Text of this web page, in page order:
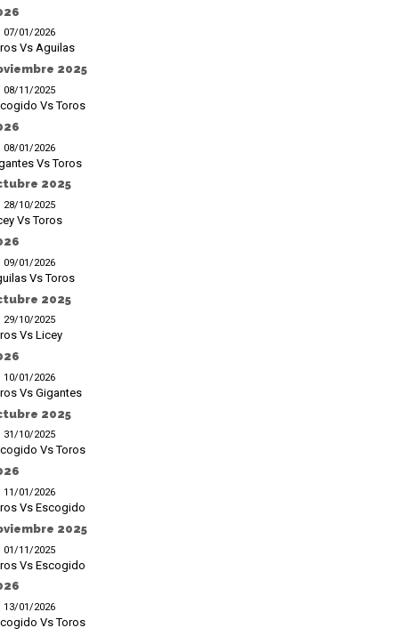
07/01/2026
Vs Aguilas
2025
08/11/2025
Vs Toros
08/01/2026
Vs Toros
2025
28/10/2025
Vs Toros
09/01/2026
Vs Toros
2025
29/10/2025
Vs Licey
10/01/2026
Vs Gigantes
2025
31/10/2025
Vs Toros
11/01/2026
Vs Escogido
2025
01/11/2025
Vs Escogido
13/01/2026
Vs Toros